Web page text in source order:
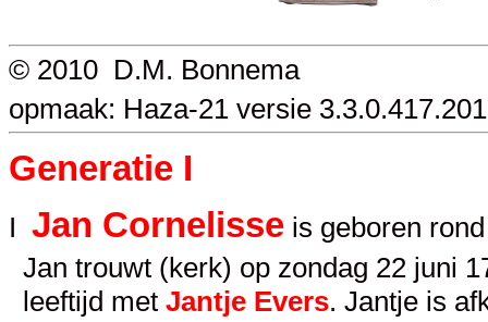
© 2010 D.M. Bonnema
opmaak: Haza-21 versie
Generatie I
I Jan Cornelisse is geboren
Jan trouwt (kerk) op zondag 22 juni
leeftijd met Jantje Evers. Jantje is